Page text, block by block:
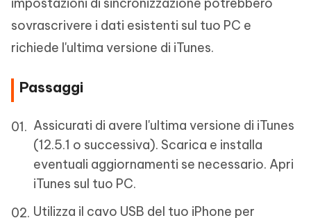
sovrascrivere i dati esistenti sul tuo PC e
richiede l'ultima versione di iTunes.
Passaggi
Assicurati di avere l'ultima versione di iTunes
(12.5.1 o successiva). Scarica e installa
eventuali aggiornamenti se necessario. Apri
iTunes sul tuo PC.
Utilizza il cavo USB del tuo iPhone per